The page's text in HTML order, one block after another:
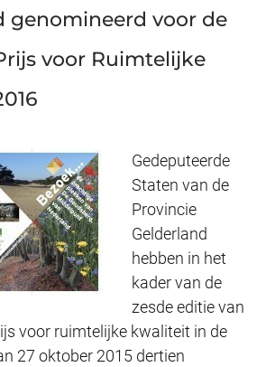
genomineerd voor de
voor Ruimtelijke
Gedeputeerde
Staten van de
Provincie
Gelderland
hebben in het
kader van de
zesde editie van
voor ruimtelijke kwaliteit in de
27 oktober 2015 dertien